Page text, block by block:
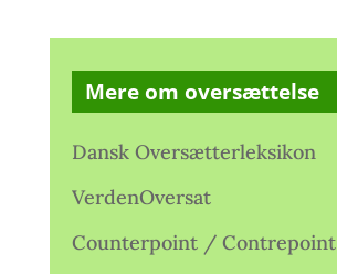
Mere om oversættelse
Dansk Oversætterleksikon
VerdenOversat
Counterpoint / Contrepoint